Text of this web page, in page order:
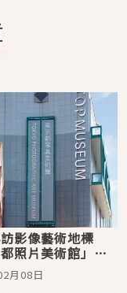
影像藝術地標
都照片美術館」，2
台語為主題的展
月08日